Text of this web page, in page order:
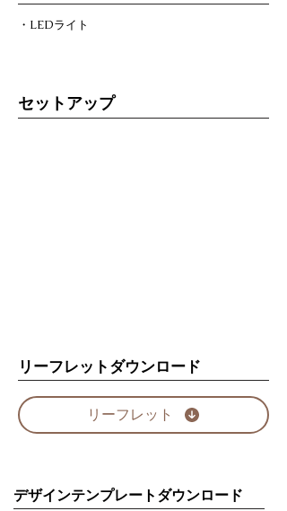
・LEDライト
セットアップ
リーフレットダウンロード
リーフレット
デザインテンプレートダウンロード